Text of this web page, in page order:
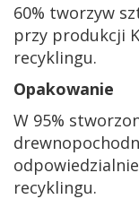
60% tworzyw
przy produkcji
recyklingu.
Opakowanie
W 95%
recyklingu.